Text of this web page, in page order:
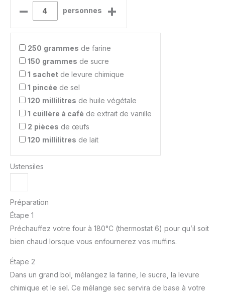
– personnes +
250 grammes de farine
150 grammes de sucre
1 sachet de levure chimique
1 pincée de sel
120 millilitres de huile végétale
1 cuillère à café de extrait de vanille
2 pièces de œufs
120 millilitres de lait
Ustensiles
Préparation
Étape 1
Préchauffez votre four à 180°C (thermostat 6) pour qu’il soit
bien chaud lorsque vous enfournerez vos muffins.
Étape 2
Dans un grand bol, mélangez la farine, le sucre, la levure
chimique et le sel. Ce mélange sec servira de base à votre